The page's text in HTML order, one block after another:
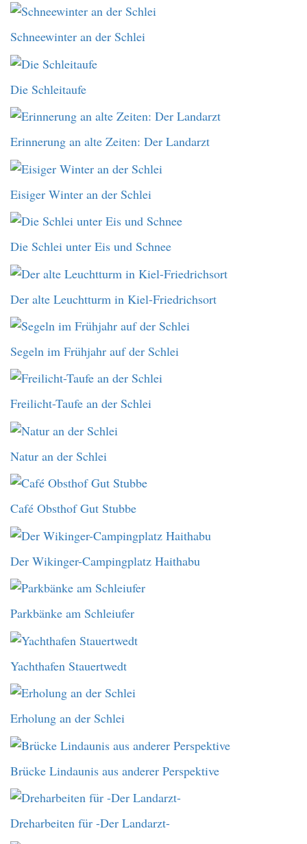
Schneewinter an der Schlei
Die Schleitaufe
Erinnerung an alte Zeiten: Der Landarzt
Eisiger Winter an der Schlei
Die Schlei unter Eis und Schnee
Der alte Leuchtturm in Kiel-Friedrichsort
Segeln im Frühjahr auf der Schlei
Freilicht-Taufe an der Schlei
Natur an der Schlei
Café Obsthof Gut Stubbe
Der Wikinger-Campingplatz Haithabu
Parkbänke am Schleiufer
Yachthafen Stauertwedt
Erholung an der Schlei
Brücke Lindaunis aus anderer Perspektive
Dreharbeiten für -Der Landarzt-